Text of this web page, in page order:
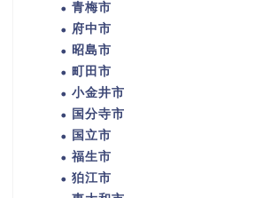
青梅市
府中市
昭島市
町田市
小金井市
国分寺市
国立市
福生市
狛江市